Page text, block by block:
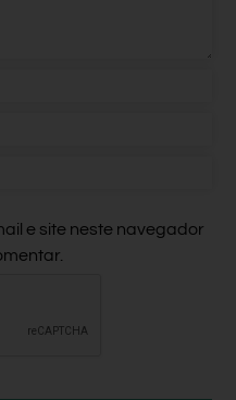
e site neste navegador